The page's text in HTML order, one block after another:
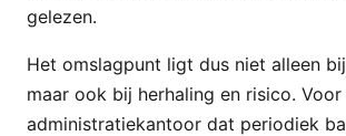
gelezen.
Het omslagpunt ligt dus niet alleen
maar ook bij herhaling en risico. Voor
administratiekantoor dat periodiek